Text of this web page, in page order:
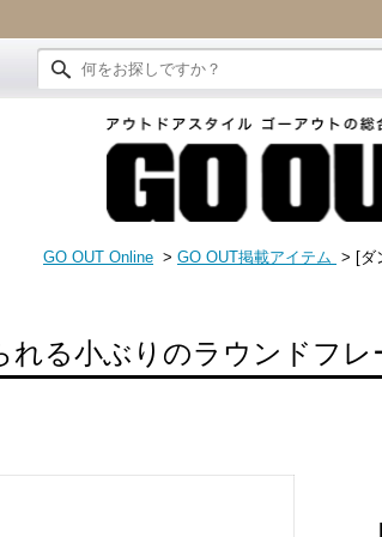
GO OUT Online > GO OUT掲載アイテム > [ダ
れる小ぶりのラウンドフレ